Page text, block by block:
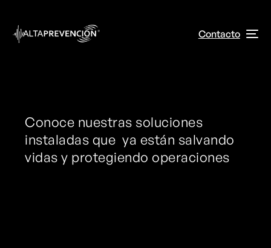
Contacto
Conoce nuestras soluciones
instaladas que ya están salvando
vidas y protegiendo operaciones